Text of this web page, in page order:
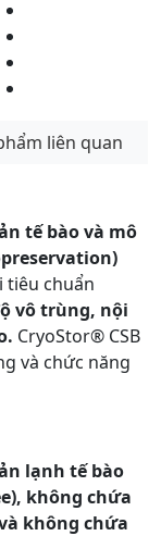
liên quan
tế bào và mô
tiêu chuẩn
vô trùng, nội
CryoStor® CSB
và chức năng
lạnh tế bào
không chứa
không chứa